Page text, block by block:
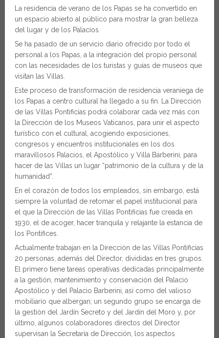
La residencia de verano de los Papas se ha convertido en
un espacio abierto al público para mostrar la gran belleza
del lugar y de los Palacios.
Se ha pasado de un servicio diario ofrecido por todo el
personal a los Papas, a la integración del propio personal
con las necesidades de los turistas y guías de museos que
visitan las Villas.
Este proceso de transformación de residencia veraniega de
los Papas a centro cultural ha llegado a su fin. La Dirección
de las Villas Pontificias podrá colaborar cada vez más con
la Dirección de los Museos Vaticanos, para unir el aspecto
turístico con el cultural, acogiendo exposiciones,
congresos y encuentros institucionales en los dos
maravillosos Palacios, el Apostólico y Villa Barberini, para
hacer de las Villas un lugar “patrimonio de la cultura y de la
humanidad”.
En el corazón de todos los empleados, sin embargo, está
siempre la voluntad de retomar el papel institucional para
el que la Dirección de las Villas Pontificias fue creada en
1930, el de acoger, hacer tranquila y relajante la estancia de
los Pontífices.
Actualmente trabajan en la Dirección de las Villas Pontificias
20 personas, además del Director, divididas en tres grupos.
El primero tiene tareas operativas dedicadas principalmente
a la gestión, mantenimiento y conservación del Palacio
Apostólico y del Palacio Barberini, así como del valioso
mobiliario que albergan; un segundo grupo se encarga de
la gestión del Jardín Secreto y del Jardín del Moro y, por
último, algunos colaboradores directos del Director
supervisan la Secretaría de Dirección, los aspectos